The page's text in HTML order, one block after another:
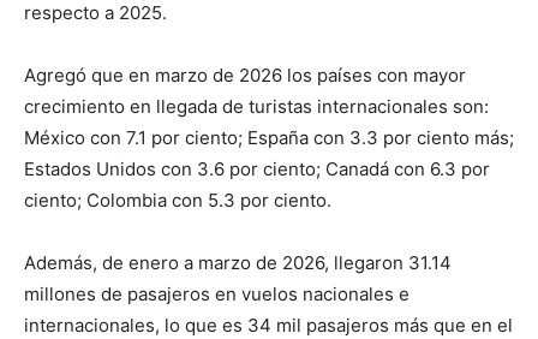
respecto a 2025.
Agregó que en marzo de 2026 los países con mayor
crecimiento en llegada de turistas internacionales son:
México con 7.1 por ciento; España con 3.3 por ciento más;
Estados Unidos con 3.6 por ciento; Canadá con 6.3 por
ciento; Colombia con 5.3 por ciento.
Además, de enero a marzo de 2026, llegaron 31.14
millones de pasajeros en vuelos nacionales e
internacionales, lo que es 34 mil pasajeros más que en el